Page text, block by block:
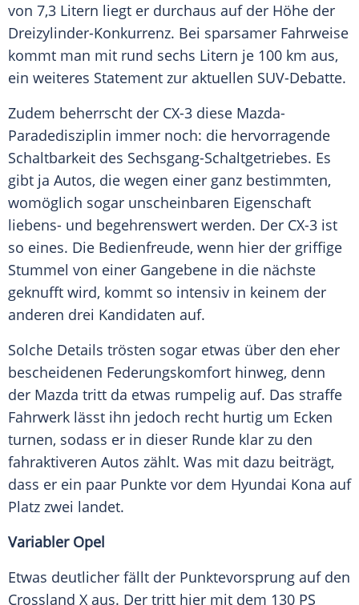
von 7,3 Litern liegt er durchaus auf der Höhe der
Dreizylinder-Konkurrenz. Bei sparsamer Fahrweise
kommt man mit rund sechs Litern je 100 km aus,
ein weiteres Statement zur aktuellen SUV-Debatte.
Zudem beherrscht der CX-3 diese Mazda-
Paradedisziplin immer noch: die hervorragende
Schaltbarkeit des Sechsgang-Schaltgetriebes. Es
gibt ja Autos, die wegen einer ganz bestimmten,
womöglich sogar unscheinbaren Eigenschaft
liebens- und begehrenswert werden. Der CX-3 ist
so eines. Die Bedienfreude, wenn hier der griffige
Stummel von einer Gangebene in die nächste
geknufft wird, kommt so intensiv in keinem der
anderen drei Kandidaten auf.
Solche Details trösten sogar etwas über den eher
bescheidenen Federungskomfort hinweg, denn
der Mazda tritt da etwas rumpelig auf. Das straffe
Fahrwerk lässt ihn jedoch recht hurtig um Ecken
turnen, sodass er in dieser Runde klar zu den
fahraktiveren Autos zählt. Was mit dazu beiträgt,
dass er ein paar Punkte vor dem Hyundai Kona auf
Platz zwei landet.
Variabler Opel
Etwas deutlicher fällt der Punktevorsprung auf den
Crossland X aus. Der tritt hier mit dem 130 PS